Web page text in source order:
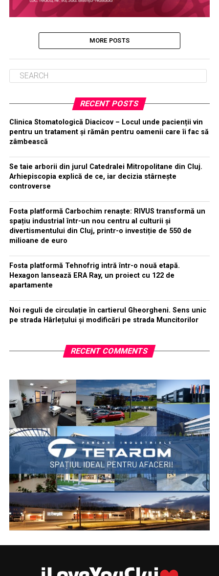
MORE POSTS
RECENT POSTS
Clinica Stomatologică Diacicov – Locul unde pacienții vin
pentru un tratament și rămân pentru oamenii care îi fac să
zâmbească
Se taie arborii din jurul Catedralei Mitropolitane din Cluj.
Arhiepiscopia explică de ce, iar decizia stârnește
controverse
Fosta platformă Carbochim renaște: RIVUS transformă un
spațiu industrial într-un nou centru al culturii și
divertismentului din Cluj, printr-o investiție de 550 de
milioane de euro
Fosta platformă Tehnofrig intră într-o nouă etapă.
Hexagon lansează ERA Ray, un proiect cu 122 de
apartamente
Noi reguli de circulație în cartierul Gheorgheni. Sens unic
pe strada Hârlețului și modificări pe strada Muncitorilor
RECENT COMMENTS